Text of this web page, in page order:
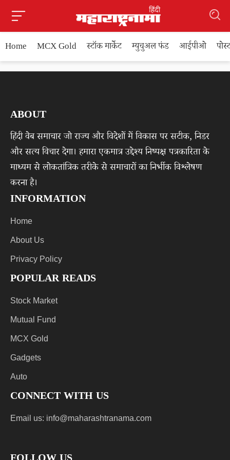
Home MCX Gold स्टॉक मार्केट म्युचुअल फंड आईपीओ
ABOUT
हिंदी वेब समाचार जो राज्य और विदेशों में विकास पर सटीक, निडर
और सत्य विचार देगा। हमारा एकमात्र उद्देश्य निष्पक्ष पत्रकारिता के
माध्यम से लोकतांत्रिक तरीके से समाचारों का निर्भीक विश्लेषण
करना है।
INFORMATION
Home
About Us
Privacy Policy
POPULAR READS
Stock Market
Mutual Fund
MCX Gold
Gadgets
Auto
CONNECT WITH US
Email us: info@maharashtranama.com